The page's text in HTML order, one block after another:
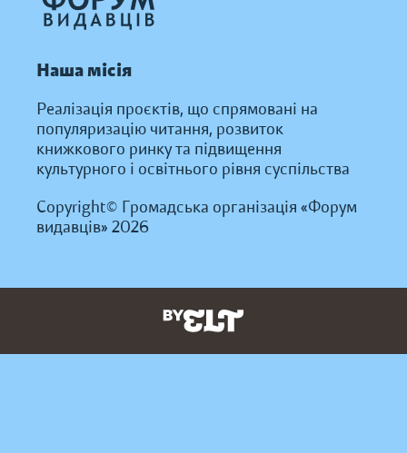
Наша місія
Реалізація проєктів, що спрямовані на
популяризацію читання, розвиток
книжкового ринку та підвищення
культурного і освітнього рівня суспільства
Copyright© Громадська організація «Форум
видавців» 2026